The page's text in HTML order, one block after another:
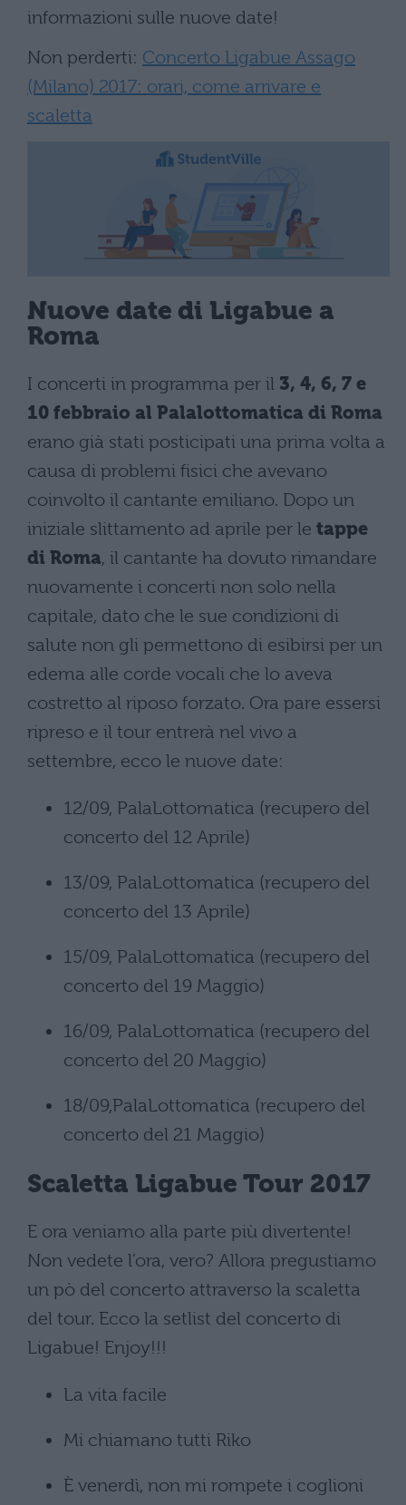
informazioni sulle nuove date!
Non perderti: Concerto Ligabue Assago
(Milano) 2017: orari, come arrivare e
scaletta
Nuove date di Ligabue a
Roma
I concerti in programma per il 3, 4, 6, 7 e
10 febbraio al Palalottomatica di Roma
erano già stati posticipati una prima volta a
causa di problemi fisici che avevano
coinvolto il cantante emiliano. Dopo un
iniziale slittamento ad aprile per le tappe
di Roma, il cantante ha dovuto rimandare
nuovamente i concerti non solo nella
capitale, dato che le sue condizioni di
salute non gli permettono di esibirsi per un
edema alle corde vocali che lo aveva
costretto al riposo forzato. Ora pare essersi
ripreso e il tour entrerà nel vivo a
settembre, ecco le nuove date:
12/09, PalaLottomatica (recupero del
concerto del 12 Aprile)
13/09, PalaLottomatica (recupero del
concerto del 13 Aprile)
15/09, PalaLottomatica (recupero del
concerto del 19 Maggio)
16/09, PalaLottomatica (recupero del
concerto del 20 Maggio)
18/09,PalaLottomatica (recupero del
concerto del 21 Maggio)
Scaletta Ligabue Tour 2017
E ora veniamo alla parte più divertente!
Non vedete l’ora, vero? Allora pregustiamo
un pò del concerto attraverso la scaletta
del tour. Ecco la setlist del concerto di
Ligabue! Enjoy!!!
La vita facile
Mi chiamano tutti Riko
È venerdì, non mi rompete i coglioni